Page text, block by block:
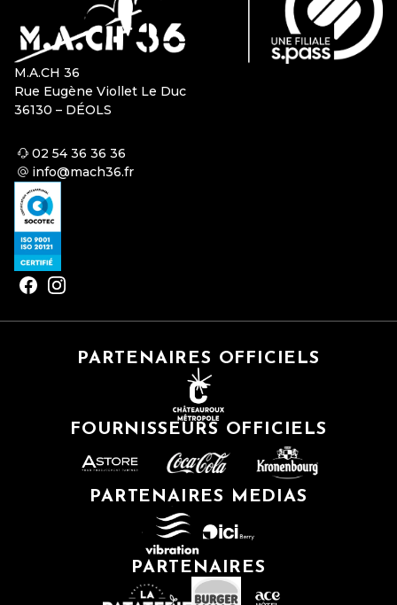
M.A.CH 36
Rue Eugène Viollet Le Duc
36130 – DÉOLS
02 54 36 36 36
info@mach36.fr
PARTENAIRES OFFICIELS
FOURNISSEURS OFFICIELS
PARTENAIRES MEDIAS
PARTENAIRES